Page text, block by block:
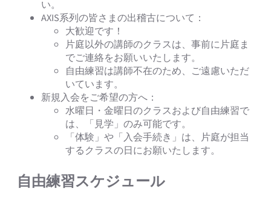
い。
AXIS系列の皆さまの出稽古について：
大歓迎です！
片庭以外の講師のクラスは、事前に片庭ま
でご連絡をお願いいたします。
自由練習は講師不在のため、ご遠慮いただ
いています。
新規入会をご希望の方へ：
水曜日・金曜日のクラスおよび自由練習で
は、「見学」のみ可能です。
「体験」や「入会手続き」は、片庭が担当
するクラスの日にお願いたします。
自由練習スケジュール